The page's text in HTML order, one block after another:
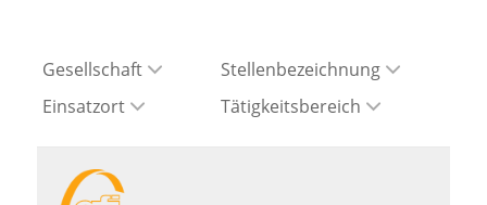
Gesellschaft
Stellenbezeichnung
Einsatzort
Tätigkeitsbereich